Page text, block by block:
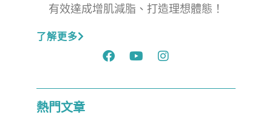
有效達成增肌減脂、打造理想體態！
了解更多
熱門文章